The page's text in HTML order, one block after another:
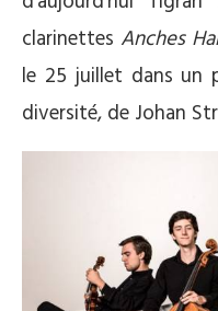
clarinettes Anches
le 25 juillet dans un
diversité, de Johan